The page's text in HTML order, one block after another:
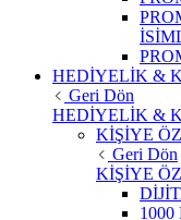
HEDİYELİK &
Geri Dön
HEDİYELİK &
KİŞİYE
Geri Dön
KİŞİYE
1000